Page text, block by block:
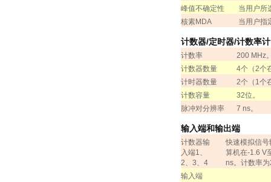
峰值不确定性
当用户所
核素MDA 当用户指
计数器/定时器/计数率
计数率 200 MHz
计数器数量
4个（ 2个
计时器数量
2个（ 1 个
计数容量
32位。
脉冲对分辨率
7 ns。
输入端和输出端
计数器输
入端1
2
3 4
快速模拟信
算机在-1.6 V
ns。计数率为
输入端